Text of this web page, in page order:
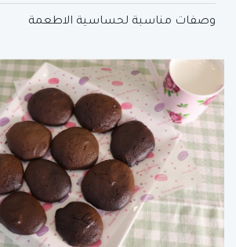
وصفات مناسبة لحساسية الاطعمة